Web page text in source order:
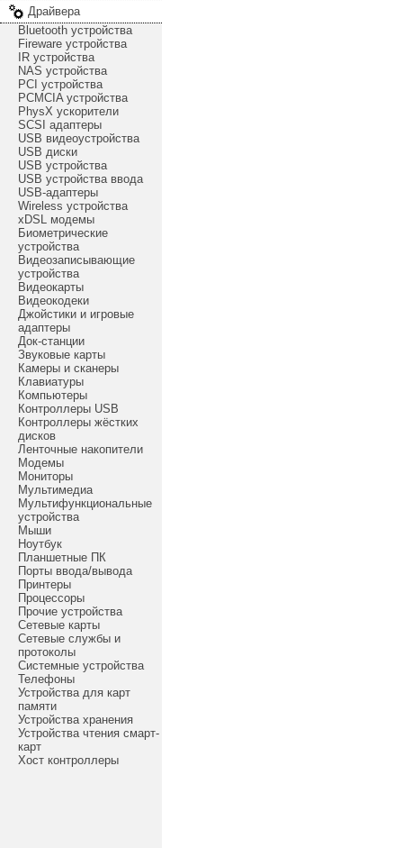
Драйвера
Bluetooth устройства
Fireware устройства
IR устройства
NAS устройства
PCI устройства
PCMCIA устройства
PhysX ускорители
SCSI адаптеры
USB видеоустройства
USB диски
USB устройства
USB устройства ввода
USB-адаптеры
Wireless устройства
xDSL модемы
Биометрические
устройства
Видеозаписывающие
устройства
Видеокарты
Видеокодеки
Джойстики и игровые
адаптеры
Док-станции
Звуковые карты
Камеры и сканеры
Клавиатуры
Компьютеры
Контроллеры USB
Контроллеры жёстких
дисков
Ленточные накопители
Модемы
Мониторы
Мультимедиа
Мультифункциональные
устройства
Мыши
Ноутбук
Планшетные ПК
Порты ввода/вывода
Принтеры
Процессоры
Прочие устройства
Сетевые карты
Сетевые службы и
протоколы
Системные устройства
Телефоны
Устройства для карт
памяти
Устройства хранения
Устройства чтения смарт-
карт
Хост контроллеры